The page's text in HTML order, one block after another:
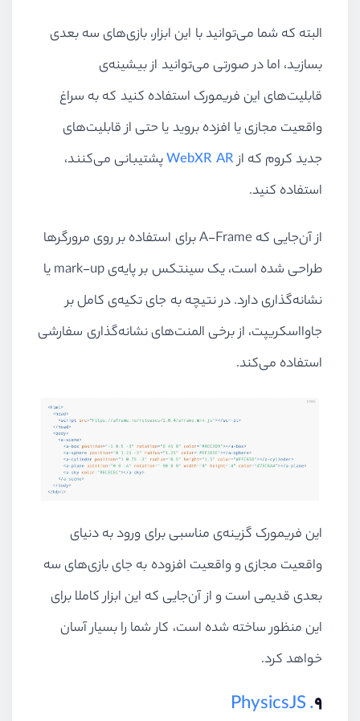
البته که شما می‌توانید با این ابزار، بازی‌های سه بعدی
بسازید،‌ اما در صورتی می‌توانید از بیشینه‌ی
قابلیت‌های این فریمورک استفاده کنید که به سراغ
واقعیت مجازی یا افزده بروید یا حتی از قابلیت‌های
جدید کروم که ازWebXR ARپشتیبانی می‌کنند،
استفاده کنید.
از آن‌جایی که A-Frame برای استفاده بر روی مرورگرها
طراحی شده است، یک سینتکس بر پایه‌ی mark-up یا
نشانه‌گذاری دارد. در نتیچه به جای تکیه‌ی کامل بر
جاوااسکریپت، از برخی المنت‌های نشانه‌گذاری سفارشی
استفاده می‌کند.
این فریمورک گزینه‌ی مناسبی برای ورود به دنیای
واقعیت مجازی و واقعیت افزوده به جای بازی‌های سه
بعدی قدیمی است و از آن‌جایی که این ابزار کاملا برای
این منظور ساخته شده است، کار شما را بسیار آسان
خواهد کرد.
۹. PhysicsJS